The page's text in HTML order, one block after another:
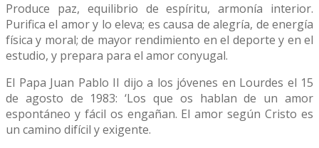
Produce paz, equilibrio de espíritu, armonía interior.
Purifica el amor y lo eleva; es causa de alegría, de energía
física y moral; de mayor rendimiento en el deporte y en el
estudio, y prepara para el amor conyugal.
El Papa Juan Pablo II dijo a los jóvenes en Lourdes el 15
de agosto de 1983: ‘Los que os hablan de un amor
espontáneo y fácil os engañan. El amor según Cristo es
un camino difícil y exigente.